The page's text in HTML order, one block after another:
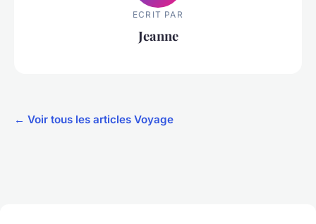
ECRIT PAR
Jeanne
← Voir tous les articles Voyage